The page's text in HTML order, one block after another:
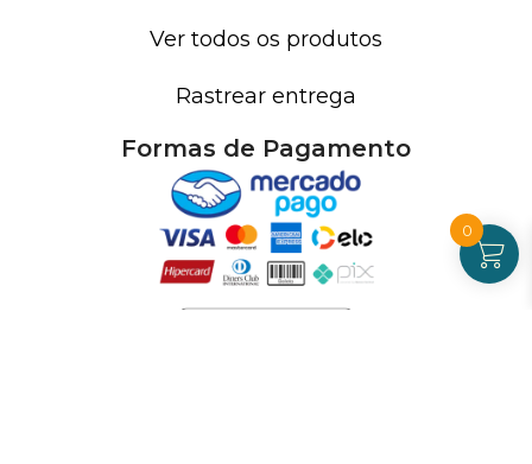
Ver todos os produtos
Rastrear entrega
Formas de Pagamento
0